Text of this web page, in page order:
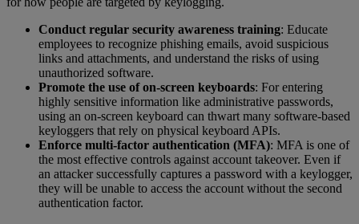
Conduct regular security awareness training: Educate
employees to recognize phishing emails, avoid suspicious
links and attachments, and understand the risks of using
unauthorized software.
Promote the use of on-screen keyboards: For entering
highly sensitive information like administrative passwords,
using an on-screen keyboard can thwart many software-based
keyloggers that rely on physical keyboard APIs.
Enforce multi-factor authentication (MFA): MFA is one of
the most effective controls against account takeover. Even if
an attacker successfully captures a password with a keylogger,
they will be unable to access the account without the second
authentication factor.